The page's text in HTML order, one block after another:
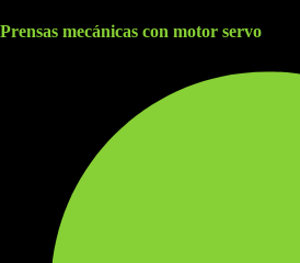
Prensas mecánicas con motor servo